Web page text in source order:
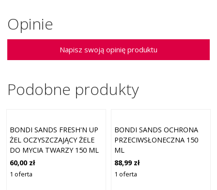
Opinie
Napisz swoją opinię produktu
Podobne produkty
BONDI SANDS FRESH'N UP
ŻEL OCZYSZCZAJĄCY ŻELE
DO MYCIA TWARZY 150 ML
60,00 zł
1 oferta
BONDI SANDS OCHRONA
PRZECIWSŁONECZNA 150
ML
88,99 zł
1 oferta